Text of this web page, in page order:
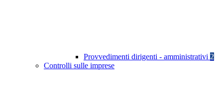
Provvedimenti dirigenti - amministrativi 2
Controlli sulle imprese